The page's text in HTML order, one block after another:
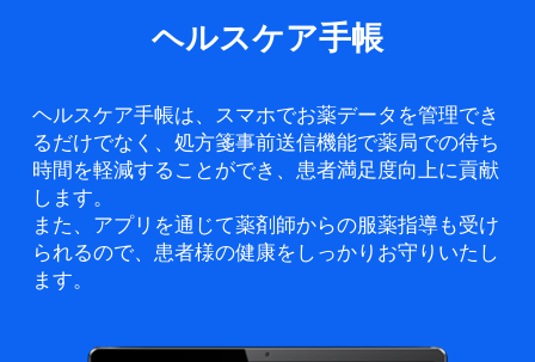
ヘルスケア手帳
ヘルスケア手帳は、スマホでお薬データを管理でき
るだけでなく、処方箋事前送信機能で薬局での待ち
時間を軽減することができ、患者満足度向上に貢献
します。
また、アプリを通じて薬剤師からの服薬指導も受け
られるので、患者様の健康をしっかりお守りいたし
ます。